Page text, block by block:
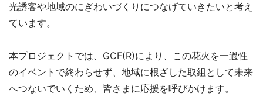
光誘客や地域のにぎわいづくりにつなげていきたいと考え
ています。
本プロジェクトでは、GCF(R)により、この花火を一過性
のイベントで終わらせず、地域に根ざした取組として未来
へつないでいくため、皆さまに応援を呼びかけます。